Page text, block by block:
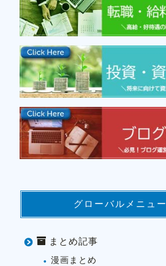
グローバルメニュー
まとめ記事
漫画まとめ